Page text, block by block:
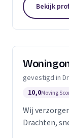
Bekijk
gevestigd in
10,0Moving
Wij
Drachten,